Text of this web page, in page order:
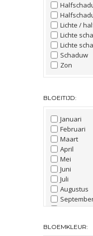
Lichte /
Lichte
Lichte
Schaduw
Zon
BLOEITIJD:
Januari
Februari
Maart
April
Mei
Juni
Juli
Augustus
Oktober
December
BLOEMKLEUR: